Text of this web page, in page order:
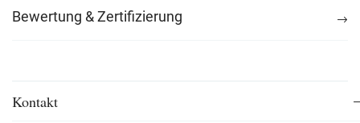
Bewertung & Zertifizierung
Kontakt